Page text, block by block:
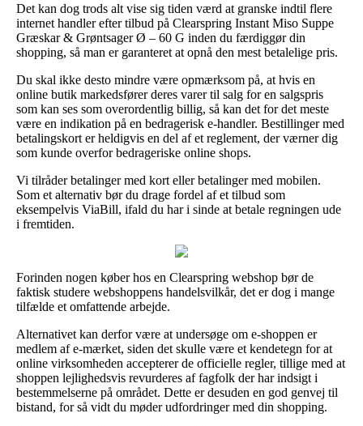
Det kan dog trods alt vise sig tiden værd at granske indtil flere
internet handler efter tilbud på Clearspring Instant Miso Suppe
Græskar & Grøntsager Ø – 60 G inden du færdiggør din
shopping, så man er garanteret at opnå den mest betalelige pris.
Du skal ikke desto mindre være opmærksom på, at hvis en
online butik markedsfører deres varer til salg for en salgspris
som kan ses som overordentlig billig, så kan det for det meste
være en indikation på en bedragerisk e-handler. Bestillinger med
betalingskort er heldigvis en del af et reglement, der værner dig
som kunde overfor bedrageriske online shops.
Vi tilråder betalinger med kort eller betalinger med mobilen.
Som et alternativ bør du drage fordel af et tilbud som
eksempelvis ViaBill, ifald du har i sinde at betale regningen ude
i fremtiden.
Forinden nogen køber hos en Clearspring webshop bør de
faktisk studere webshoppens handelsvilkår, det er dog i mange
tilfælde et omfattende arbejde.
Alternativet kan derfor være at undersøge om e-shoppen er
medlem af e-mærket, siden det skulle være et kendetegn for at
online virksomheden accepterer de officielle regler, tillige med at
shoppen lejlighedsvis revurderes af fagfolk der har indsigt i
bestemmelserne på området. Dette er desuden en god genvej til
bistand, for så vidt du møder udfordringer med din shopping.